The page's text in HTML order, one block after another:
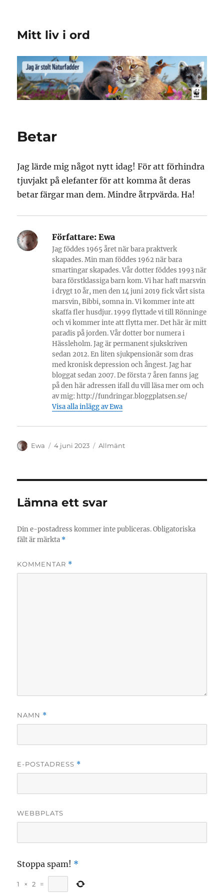
Mitt liv i ord
Betar
Jag lärde mig något nytt idag! För att förhindra
tjuvjakt på elefanter för att komma åt deras
betar färgar man dem. Mindre åtrpvärda. Ha!
Författare: Ewa
Jag föddes 1965 året när bara praktverk
skapades. Min man föddes 1962 när bara
smartingar skapades. Vår dotter föddes 1993 när
bara förstklassiga barn kom. Vi har haft marsvin
i drygt 10 år, men den 14 juni 2019 fick vårt sista
marsvin, Bibbi, somna in. Vi kommer inte att
skaffa fler husdjur. 1999 flyttade vi till Rönninge
och vi kommer inte att flytta mer. Det här är mitt
paradis på jorden. Vår dotter bor numera i
Hässleholm. Jag är permanent sjukskriven
sedan 2012. En liten sjukpensionär som dras
med kronisk depression och ångest. Jag har
bloggat sedan 2007. De första 7 åren fanns jag
på den här adressen ifall du vill läsa mer om och
av mig: http://fundringar.bloggplatsen.se/
Visa alla inlägg av Ewa
Författare
Ewa
Publicerat
4 juni 2023 Kategorier
Allmänt
Lämna ett svar
Din e-postadress kommer inte publiceras. Obligatoriska
fält är märkta *
KOMMENTAR *
NAMN *
E-POSTADRESS *
WEBBPLATS
Stoppa spam! *
1 × 2 =